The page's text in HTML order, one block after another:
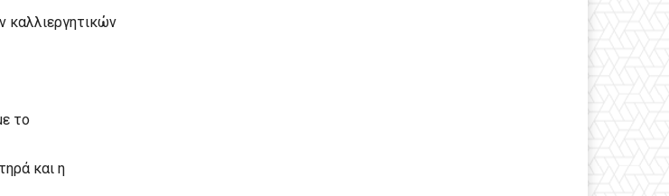
καλλιεργητικών
το
και η